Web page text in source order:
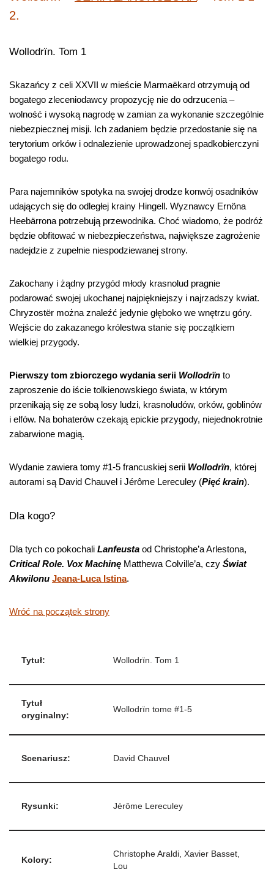
2.
Wollodrïn. Tom 1
Skazańcy z celi XXVII w mieście Marmaëkard otrzymują od
bogatego zleceniodawcy propozycję nie do odrzucenia –
wolność i wysoką nagrodę w zamian za wykonanie szczególnie
niebezpiecznej misji. Ich zadaniem będzie przedostanie się na
terytorium orków i odnalezienie uprowadzonej spadkobierczyni
bogatego rodu.
Para najemników spotyka na swojej drodze konwój osadników
udających się do odległej krainy Hingell. Wyznawcy Ernöna
Heebärrona potrzebują przewodnika. Choć wiadomo, że podróż
będzie obfitować w niebezpieczeństwa, największe zagrożenie
nadejdzie z zupełnie niespodziewanej strony.
Zakochany i żądny przygód młody krasnolud pragnie
podarować swojej ukochanej najpiękniejszy i najrzadszy kwiat.
Chryzostër można znaleźć jedynie głęboko we wnętrzu góry.
Wejście do zakazanego królestwa stanie się początkiem
wielkiej przygody.
Pierwszy tom zbiorczego wydania serii Wollodrïn to
zaproszenie do iście tolkienowskiego świata, w którym
przenikają się ze sobą losy ludzi, krasnoludów, orków, goblinów
i elfów. Na bohaterów czekają epickie przygody, niejednokrotnie
zabarwione magią.
Wydanie zawiera tomy #1-5 francuskiej serii Wollodrïn, której
autorami są David Chauvel i Jérôme Lereculey (Pięć krain).
Dla kogo?
Dla tych co pokochali Lanfeusta od Christophe’a Arlestona,
Critical Role. Vox Machinę Matthewa Colville’a, czy Świat
Akwilonu Jeana-Luca Istina.
Wróć na początek strony
Tytuł: Wollodrïn. Tom 1
Tytuł
oryginalny:
Wollodrïn tome #1-5
Scenariusz: David Chauvel
Rysunki: Jérôme Lereculey
Kolory:
Christophe Araldi, Xavier Basset,
Lou